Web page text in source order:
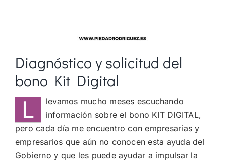
Diagnóstico y solicitud del
bono Kit Digital
L
levamos mucho meses escuchando
información sobre el bono KIT DIGITAL,
pero cada día me encuentro con empresarias y
empresarios que aún no conocen esta ayuda del
Gobierno y que les puede ayudar a impulsar la